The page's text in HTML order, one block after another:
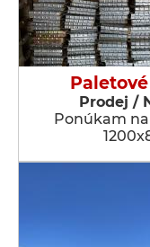
Prodej /
Ponúkam